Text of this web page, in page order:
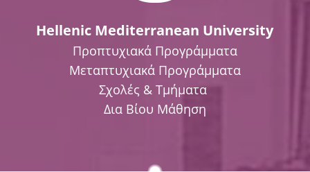
Hellenic Mediterranean University
Προπτυχιακά Προγράμματα
Μεταπτυχιακά Προγράμματα
Σχολές & Τμήματα
Δια Βίου Μάθηση